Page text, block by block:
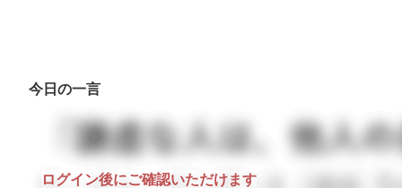
今日の一言
ログイン後にご確認いただけます